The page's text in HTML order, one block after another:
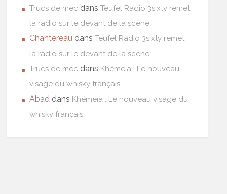
Trucs de mec dansTeufel Radio 3sixty remet
la radio sur le devant de la scène
Chantereau dansTeufel Radio 3sixty remet
la radio sur le devant de la scène
Trucs de mec dans Khêmeia : Le nouveau
visage du whisky français.
Abad dans Khêmeia : Le nouveau visage du
whisky français.